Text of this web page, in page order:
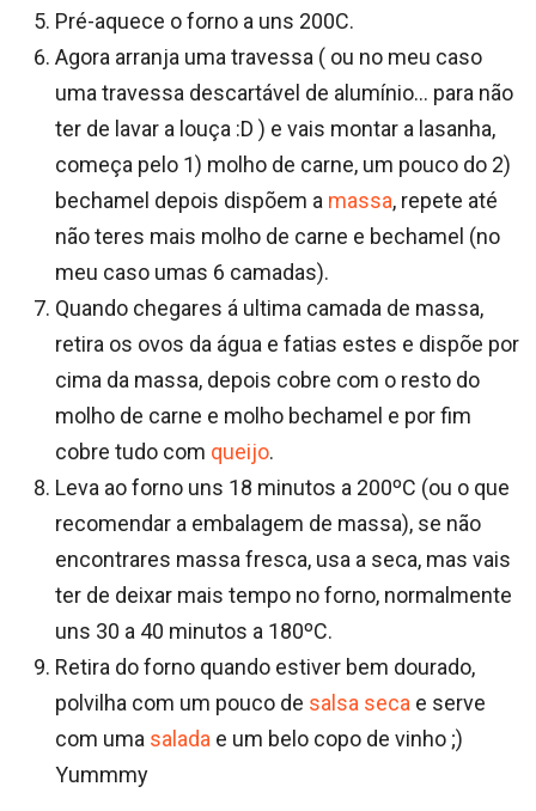
Pré-aquece o forno a uns 200C.
Agora arranja uma travessa ( ou no meu caso
uma travessa descartável de alumínio… para não
ter de lavar a louça :D ) e vais montar a lasanha,
começa pelo 1) molho de carne, um pouco do 2)
bechamel depois dispõem a massa, repete até
não teres mais molho de carne e bechamel (no
meu caso umas 6 camadas).
Quando chegares á ultima camada de massa,
retira os ovos da água e fatias estes e dispõe por
cima da massa, depois cobre com o resto do
molho de carne e molho bechamel e por fim
cobre tudo com queijo.
Leva ao forno uns 18 minutos a 200ºC (ou o que
recomendar a embalagem de massa), se não
encontrares massa fresca, usa a seca, mas vais
ter de deixar mais tempo no forno, normalmente
uns 30 a 40 minutos a 180ºC.
Retira do forno quando estiver bem dourado,
polvilha com um pouco de salsa seca e serve
com uma salada e um belo copo de vinho ;)
Yummmy